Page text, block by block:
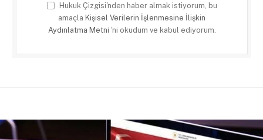
Hukuk Çizgisi'nden haber almak istiyorum, bu
amaçla Kişisel Verilerin İşlenmesine İlişkin
Aydınlatma Metni 'ni okudum ve kabul ediyorum.